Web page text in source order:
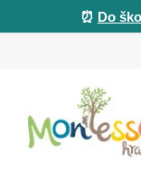
⏰ Do